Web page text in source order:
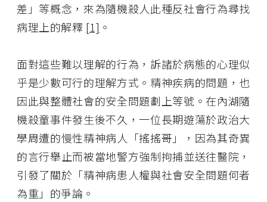
差」等概念，來為隨機殺人此種反社會行為尋找
病理上的解釋 [1] 。
面對這些難以理解的行為，訴諸於病態的心理似
乎是少數可行的理解方式。精神疾病的問題，也
因此與整體社會的安全問題劃上等號。在內湖隨
機殺童事件發生後不久，一位長期遊蕩於政治大
學周遭的慢性精神病人「搖搖哥」，因為其奇異
的言行舉止而被當地警方強制拘捕並送往醫院，
引發了關於「精神病患人權與社會安全問題何者
為重」的爭論。